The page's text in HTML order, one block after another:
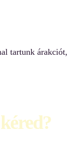
tartunk árakciót,